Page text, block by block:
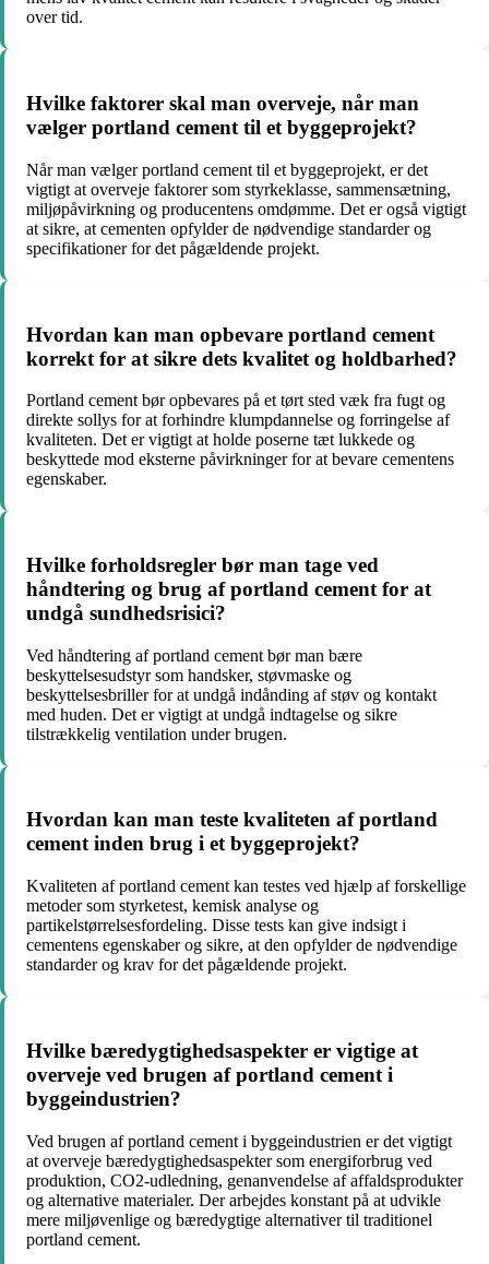
over tid.
Hvilke faktorer skal man overveje, når man
vælger portland cement til et byggeprojekt?
Når man vælger portland cement til et byggeprojekt, er det
vigtigt at overveje faktorer som styrkeklasse, sammensætning,
miljøpåvirkning og producentens omdømme. Det er også vigtigt
at sikre, at cementen opfylder de nødvendige standarder og
specifikationer for det pågældende projekt.
Hvordan kan man opbevare portland cement
korrekt for at sikre dets kvalitet og holdbarhed?
Portland cement bør opbevares på et tørt sted væk fra fugt og
direkte sollys for at forhindre klumpdannelse og forringelse af
kvaliteten. Det er vigtigt at holde poserne tæt lukkede og
beskyttede mod eksterne påvirkninger for at bevare cementens
egenskaber.
Hvilke forholdsregler bør man tage ved
håndtering og brug af portland cement for at
undgå sundhedsrisici?
Ved håndtering af portland cement bør man bære
beskyttelsesudstyr som handsker, støvmaske og
beskyttelsesbriller for at undgå indånding af støv og kontakt
med huden. Det er vigtigt at undgå indtagelse og sikre
tilstrækkelig ventilation under brugen.
Hvordan kan man teste kvaliteten af portland
cement inden brug i et byggeprojekt?
Kvaliteten af portland cement kan testes ved hjælp af forskellige
metoder som styrketest, kemisk analyse og
partikelstørrelsesfordeling. Disse tests kan give indsigt i
cementens egenskaber og sikre, at den opfylder de nødvendige
standarder og krav for det pågældende projekt.
Hvilke bæredygtighedsaspekter er vigtige at
overveje ved brugen af portland cement i
byggeindustrien?
Ved brugen af portland cement i byggeindustrien er det vigtigt
at overveje bæredygtighedsaspekter som energiforbrug ved
produktion, CO2-udledning, genanvendelse af affaldsprodukter
og alternative materialer. Der arbejdes konstant på at udvikle
mere miljøvenlige og bæredygtige alternativer til traditionel
portland cement.